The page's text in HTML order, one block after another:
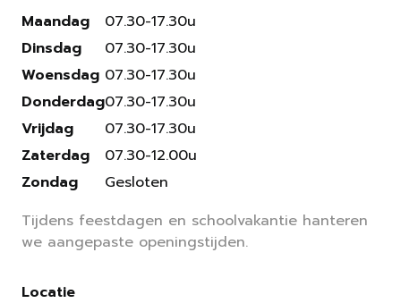
Maandag
Dinsdag
Woensdag
Donderdag
Vrijdag
Zaterdag
Zondag
07.30-17.30u
07.30-17.30u
07.30-17.30u
07.30-17.30u
07.30-17.30u
07.30-12.00u
Gesloten
Tijdens feestdagen en schoolvakantie hanteren
we aangepaste openingstijden.
Locatie